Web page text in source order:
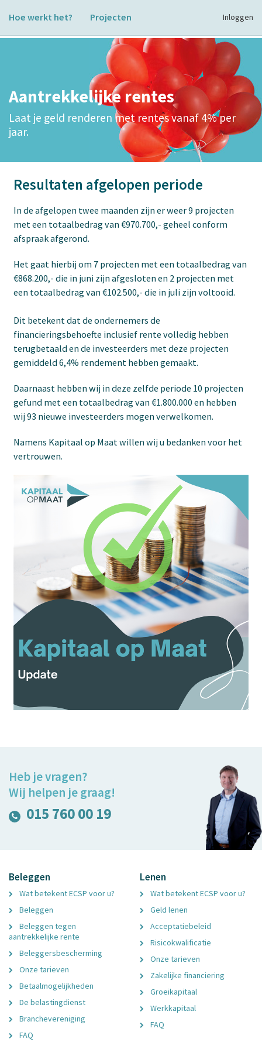
Hoe werkt het? Projecten Inloggen
Aantrekkelijke rentes
Laat je geld renderen met rentes vanaf 4% per
jaar.
Resultaten afgelopen periode
In de afgelopen twee maanden zijn er weer 9 projecten
met een totaalbedrag van €970.700,- geheel conform
afspraak afgerond.
Het gaat hierbij om 7 projecten met een totaalbedrag van
€868.200,- die in juni zijn afgesloten en 2 projecten met
een totaalbedrag van €102.500,- die in juli zijn voltooid.
Dit betekent dat de ondernemers de
financieringsbehoefte inclusief rente volledig hebben
terugbetaald en de investeerders met deze projecten
gemiddeld 6,4% rendement hebben gemaakt.
Daarnaast hebben wij in deze zelfde periode 10 projecten
gefund met een totaalbedrag van €1.800.000 en hebben
wij 93 nieuwe investeerders mogen verwelkomen.
Namens Kapitaal op Maat willen wij u bedanken voor het
vertrouwen.
Heb je vragen?
Wij helpen je graag!
015 760 00 19
Beleggen
Wat betekent ECSP voor u?
Beleggen
Beleggen tegen
aantrekkelijke rente
Beleggersbescherming
Onze tarieven
Betaalmogelijkheden
De belastingdienst
Branchevereniging
FAQ
Lenen
Wat betekent ECSP voor u?
Geld lenen
Acceptatiebeleid
Risicokwalificatie
Onze tarieven
Zakelijke financiering
Groeikapitaal
Werkkapitaal
FAQ